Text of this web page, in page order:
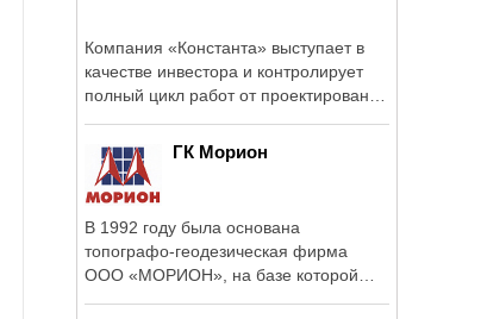
Компания «Константа» выступает в
качестве инвестора и контролирует
полный цикл работ от проектирования
ГК Морион
В 1992 году была основана
топографо-геодезическая фирма
ООО «МОРИОН», на базе которой